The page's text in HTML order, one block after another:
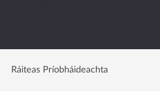
Ráiteas Príobháideachta